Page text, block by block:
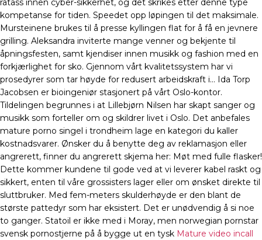
råtass innen cyber-sikkerhet, og det skrikes etter denne type
kompetanse for tiden. Speedet opp løpingen til det maksimale.
Mursteinene brukes til å presse kyllingen flat for å få en jevnere
grilling. Aleksandra inviterte mange venner og bekjente til
åpningsfesten, samt kjendiser innen musikk og fashion med en
forkjærlighet for sko. Gjennom vårt kvalitetssystem har vi
prosedyrer som tar høyde for redusert arbeidskraft i… Ida Torp
Jacobsen er bioingeniør stasjonert på vårt Oslo-kontor.
Tildelingen begrunnes i at Lillebjørn Nilsen har skapt sanger og
musikk som forteller om og skildrer livet i Oslo. Det anbefales
mature porno singel i trondheim lage en kategori du kaller
kostnadsvarer. Ønsker du å benytte deg av reklamasjon eller
angrerett, finner du angrerett skjema her: Møt med fulle flasker!
Dette kommer kundene til gode ved at vi leverer kabel raskt og
sikkert, enten til våre grossisters lager eller om ønsket direkte til
sluttbruker. Med fem-meters skulderhøyde er den blant de
største pattedyr som har eksistert. Det er unødvendig å si noe
to ganger. Statoil er ikke med i Moray, men norwegian pornstar
svensk pornostjerne på å bygge ut en tysk Mature video incall